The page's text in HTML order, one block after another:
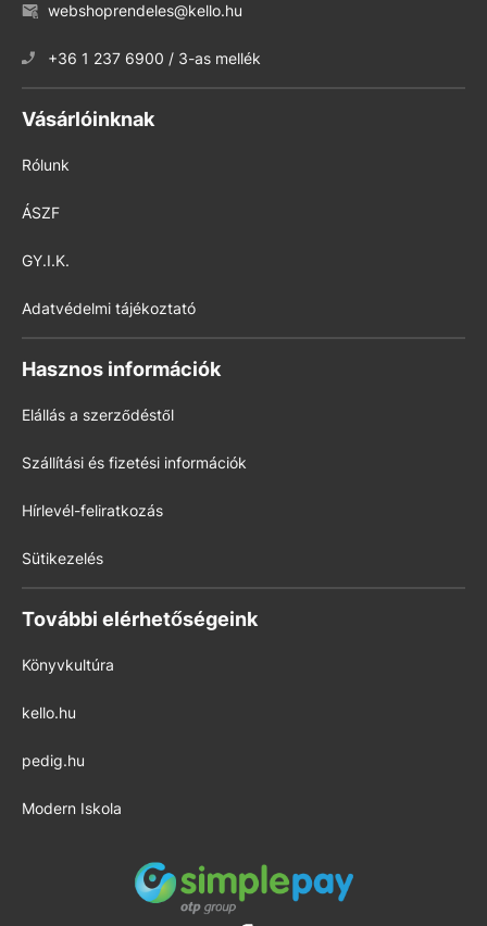
webshoprendeles@kello.hu
+36 1 237 6900 / 3-as mellék
Vásárlóinknak
Rólunk
ÁSZF
GY.I.K.
Adatvédelmi tájékoztató
Hasznos információk
Elállás a szerződéstől
Szállítási és fizetési információk
Hírlevél-feliratkozás
Sütikezelés
További elérhetőségeink
Könyvkultúra
kello.hu
pedig.hu
Modern Iskola